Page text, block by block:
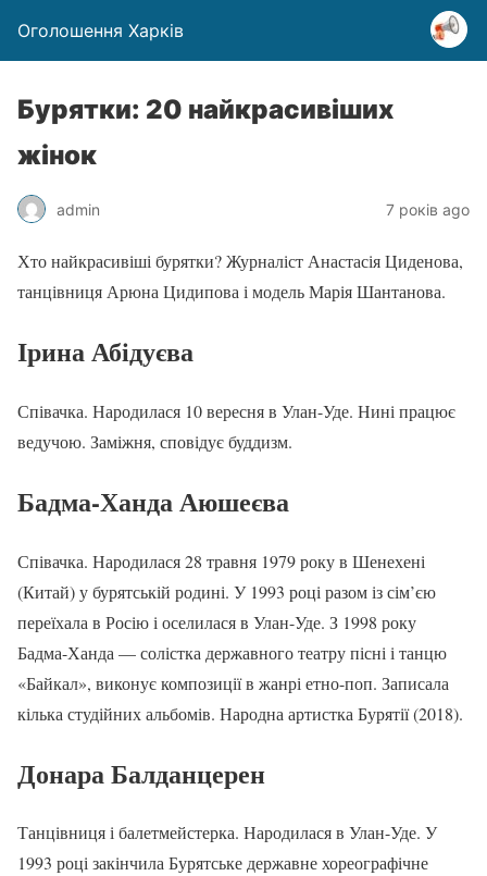
Оголошення Харків
Бурятки: 20 найкрасивіших
жінок
admin 7 років ago
Хто найкрасивіші бурятки? Журналіст Анастасія Циденова,
танцівниця Арюна Цидипова і модель Марія Шантанова.
Ірина Абідуєва
Співачка. Народилася 10 вересня в Улан-Уде. Нині працює
ведучою. Заміжня, сповідує буддизм.
Бадма-Ханда Аюшеєва
Співачка. Народилася 28 травня 1979 року в Шенехені
(Китай) у бурятській родині. У 1993 році разом із сім’єю
переїхала в Росію і оселилася в Улан-Уде. З 1998 року
Бадма-Ханда — солістка державного театру пісні і танцю
«Байкал», виконує композиції в жанрі етно-поп. Записала
кілька студійних альбомів. Народна артистка Бурятії (2018).
Донара Балданцерен
Танцівниця і балетмейстерка. Народилася в Улан-Уде. У
1993 році закінчила Бурятське державне хореографічне